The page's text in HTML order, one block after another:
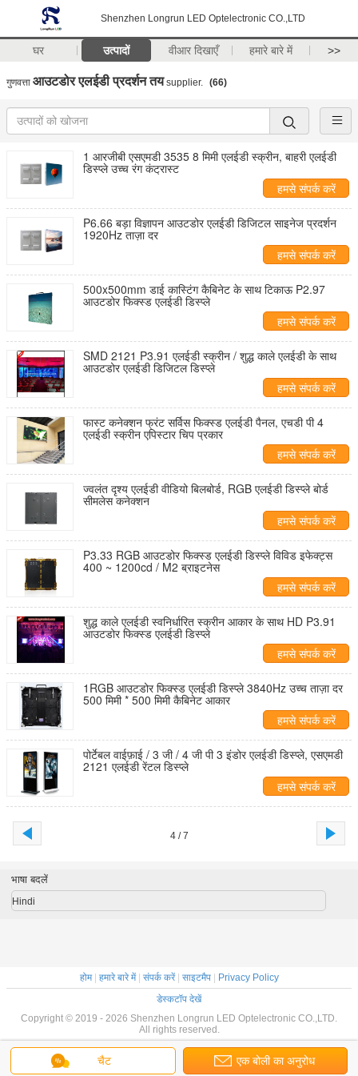
Shenzhen Longrun LED Optelectronic CO.,LTD
घर उत्पादों वीआर दिखाएँ हमारे बारे में >>
गुणवत्ता आउटडोर एलईडी प्रदर्शन तयsupplier. (66)
1 आरजीबी एसएमडी 3535 8 मिमी एलईडी स्क्रीन, बाहरी एलईडी
डिस्प्ले उच्च रंग कंट्रास्ट
हमसे संपर्क करें
P6.66 बड़ा विज्ञापन आउटडोर एलईडी डिजिटल साइनेज प्रदर्शन
1920Hz ताज़ा दर
हमसे संपर्क करें
500x500mm डाई कास्टिंग कैबिनेट के साथ टिकाऊ P2.97
आउटडोर फिक्स्ड एलईडी डिस्प्ले
हमसे संपर्क करें
SMD 2121 P3.91 एलईडी स्क्रीन / शुद्ध काले एलईडी के साथ
आउटडोर एलईडी डिजिटल डिस्प्ले
हमसे संपर्क करें
फास्ट कनेक्शन फ्रंट सर्विस फिक्स्ड एलईडी पैनल, एचडी पी 4
एलईडी स्क्रीन एपिस्टार चिप प्रकार
हमसे संपर्क करें
ज्वलंत दृश्य एलईडी वीडियो बिलबोर्ड, RGB एलईडी डिस्प्ले बोर्ड
सीमलेस कनेक्शन
हमसे संपर्क करें
P3.33 RGB आउटडोर फिक्स्ड एलईडी डिस्प्ले विविड इफेक्ट्स
400 ~ 1200cd / M2 ब्राइटनेस
हमसे संपर्क करें
शुद्ध काले एलईडी स्वनिर्धारित स्क्रीन आकार के साथ HD P3.91
आउटडोर फिक्स्ड एलईडी डिस्प्ले
हमसे संपर्क करें
1RGB आउटडोर फिक्स्ड एलईडी डिस्प्ले 3840Hz उच्च ताज़ा दर
500 मिमी * 500 मिमी कैबिनेट आकार
हमसे संपर्क करें
पोर्टेबल वाईफ़ाई / 3 जी / 4 जी पी 3 इंडोर एलईडी डिस्प्ले, एसएमडी
2121 एलईडी रेंटल डिस्प्ले
हमसे संपर्क करें
4 / 7
चैट एक बोली का अनुरोध
भाषा बदलें
Hindi
होम| हमारे बारे में| संपर्क करें| साइटमैप|
Privacy Policy
डेस्कटॉप देखें
Copyright © 2019 - 2026 Shenzhen Longrun LED Optelectronic CO.,LTD.
All rights reserved.